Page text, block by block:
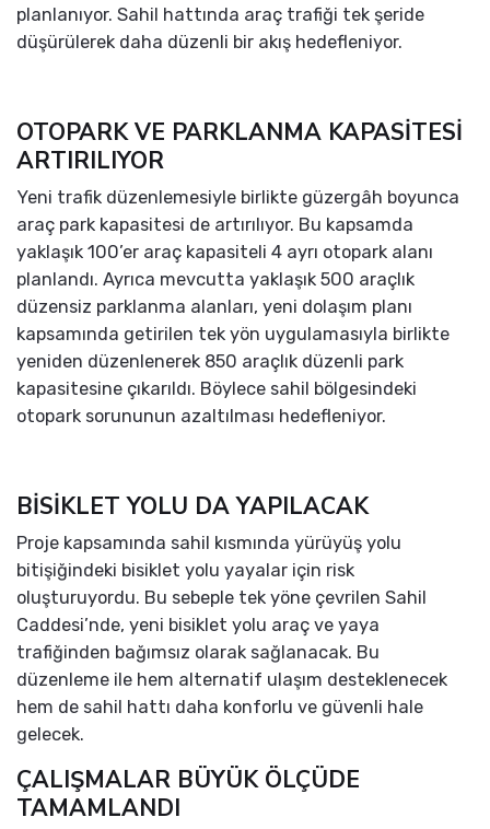
planlanıyor. Sahil hattında araç trafiği tek şeride
düşürülerek daha düzenli bir akış hedefleniyor.
OTOPARK VE PARKLANMA KAPASİTESİ
ARTIRILIYOR
Yeni trafik düzenlemesiyle birlikte güzergâh boyunca
araç park kapasitesi de artırılıyor. Bu kapsamda
yaklaşık 100’er araç kapasiteli 4 ayrı otopark alanı
planlandı. Ayrıca mevcutta yaklaşık 500 araçlık
düzensiz parklanma alanları, yeni dolaşım planı
kapsamında getirilen tek yön uygulamasıyla birlikte
yeniden düzenlenerek 850 araçlık düzenli park
kapasitesine çıkarıldı. Böylece sahil bölgesindeki
otopark sorununun azaltılması hedefleniyor.
BİSİKLET YOLU DA YAPILACAK
Proje kapsamında sahil kısmında yürüyüş yolu
bitişiğindeki bisiklet yolu yayalar için risk
oluşturuyordu. Bu sebeple tek yöne çevrilen Sahil
Caddesi’nde, yeni bisiklet yolu araç ve yaya
trafiğinden bağımsız olarak sağlanacak. Bu
düzenleme ile hem alternatif ulaşım desteklenecek
hem de sahil hattı daha konforlu ve güvenli hale
gelecek.
ÇALIŞMALAR BÜYÜK ÖLÇÜDE
TAMAMLANDI